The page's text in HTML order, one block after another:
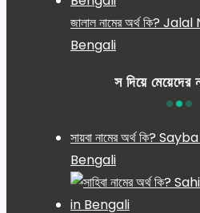
জালাল নামের অর্থ কি?
Bengali
স দিয়ে মেয়েদের
সায়বা নামের অর্থ কি?
Bengali